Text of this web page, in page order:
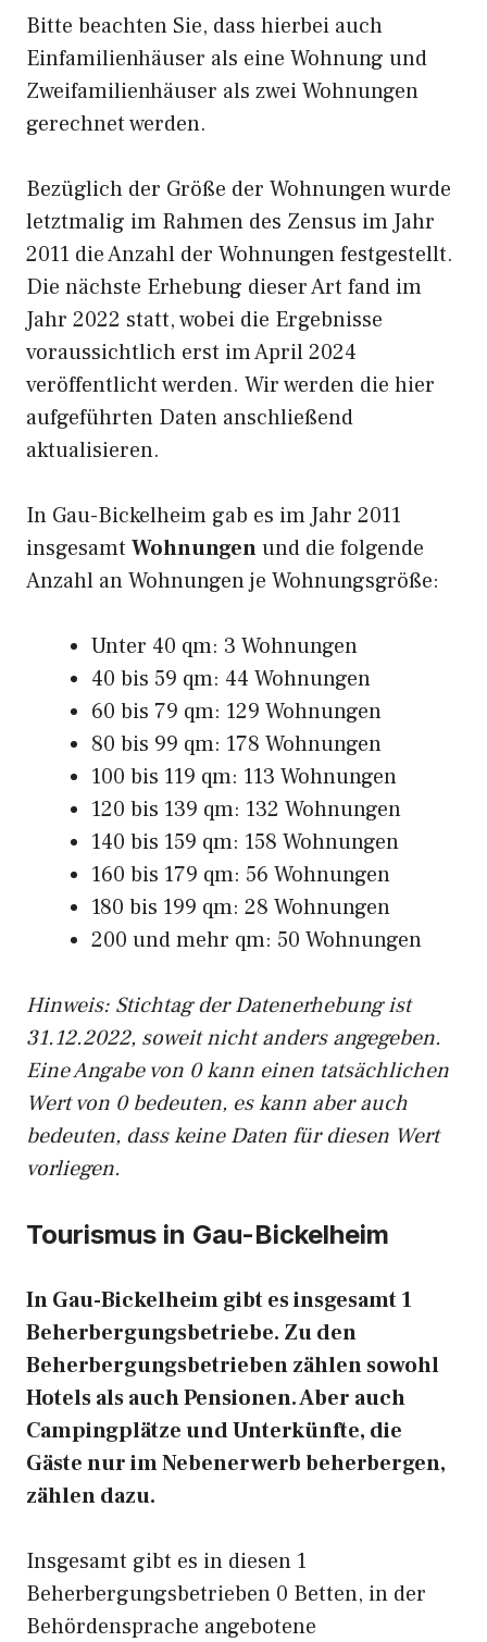
Bitte beachten Sie, dass hierbei auch
Einfamilienhäuser als eine Wohnung und
Zweifamilienhäuser als zwei Wohnungen
gerechnet werden.
Bezüglich der Größe der Wohnungen wurde
letztmalig im Rahmen des Zensus im Jahr
2011 die Anzahl der Wohnungen festgestellt.
Die nächste Erhebung dieser Art fand im
Jahr 2022 statt, wobei die Ergebnisse
voraussichtlich erst im April 2024
veröffentlicht werden. Wir werden die hier
aufgeführten Daten anschließend
aktualisieren.
In Gau-Bickelheim gab es im Jahr 2011
insgesamt Wohnungenund die folgende
Anzahl an Wohnungen je Wohnungsgröße:
Unter 40 qm: 3 Wohnungen
40 bis 59 qm: 44 Wohnungen
60 bis 79 qm: 129 Wohnungen
80 bis 99 qm: 178 Wohnungen
100 bis 119 qm: 113 Wohnungen
120 bis 139 qm: 132 Wohnungen
140 bis 159 qm: 158 Wohnungen
160 bis 179 qm: 56 Wohnungen
180 bis 199 qm: 28 Wohnungen
200 und mehr qm: 50 Wohnungen
Hinweis: Stichtag der Datenerhebung ist
31.12.2022, soweit nicht anders angegeben.
Eine Angabe von 0 kann einen tatsächlichen
Wert von 0 bedeuten, es kann aber auch
bedeuten, dass keine Daten für diesen Wert
vorliegen.
Tourismus in Gau-Bickelheim
In Gau-Bickelheim gibt es insgesamt 1
Beherbergungsbetriebe. Zu den
Beherbergungsbetrieben zählen sowohl
Hotels als auch Pensionen. Aber auch
Campingplätze und Unterkünfte, die
Gäste nur im Nebenerwerb beherbergen,
zählen dazu.
Insgesamt gibt es in diesen 1
Beherbergungsbetrieben 0 Betten, in der
Behördensprache angebotene